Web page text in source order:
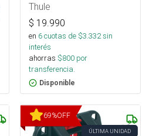
Thule
$ 19.990
en 6cuotas de $3.332sin
interés
ahorras $800 por
transferencia.
Disponible
69%OFF
ÚLTIMA UNIDAD